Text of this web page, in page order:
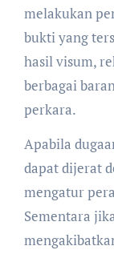
melakukan
bukti yang
hasil visum,
berbagai
perkara.
Apabila
dapat dijerat
mengatur
Sementara